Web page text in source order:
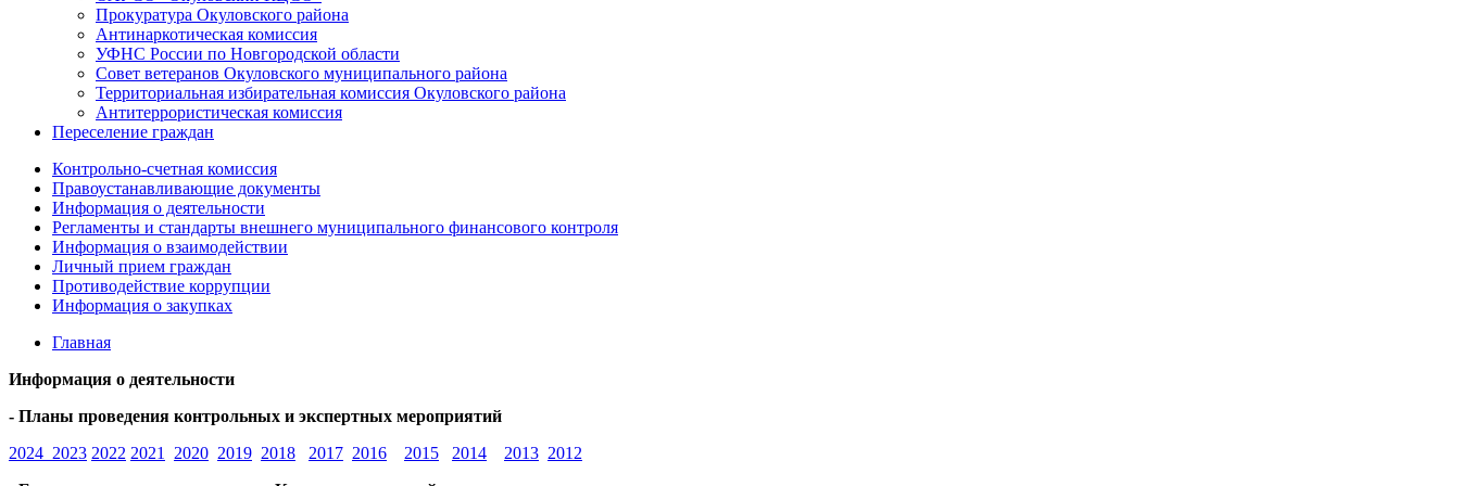
Прокуратура Окуловского района
Антинаркотическая комиссия
УФНС России по Новгородской области
Совет ветеранов Окуловского муниципального района
Территориальная избирательная комиссия Окуловского района
Антитеррористическая комиссия
Переселение граждан
Контрольно-счетная комиссия
Правоустанавливающие документы
Информация о деятельности
Регламенты и стандарты внешнего муниципального финансового контроля
Информация о взаимодействии
Личный прием граждан
Противодействие коррупции
Информация о закупках
Главная
Информация о деятельности
- Планы проведения контрольных и экспертных мероприятий
2024 2023 2022 2021 2020 2019 2018 2017 2016 2015 2014 2013 2012